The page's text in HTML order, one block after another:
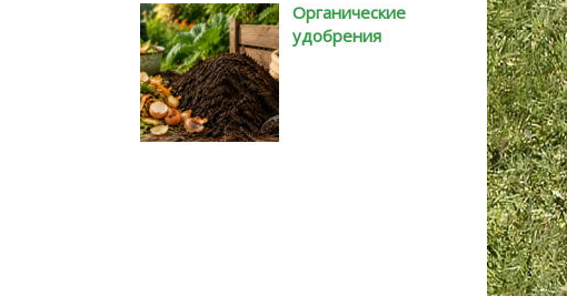
Органические
удобрения